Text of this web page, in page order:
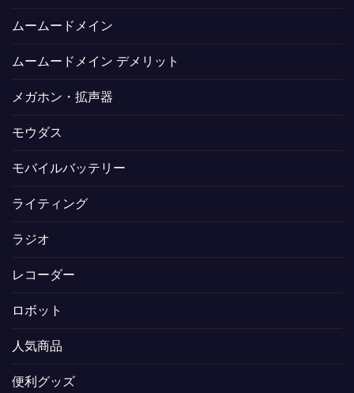
ムームードメイン
ムームードメイン デメリット
メガホン・拡声器
モウダス
モバイルバッテリー
ライティング
ラジオ
レコーダー
ロボット
人気商品
便利グッズ